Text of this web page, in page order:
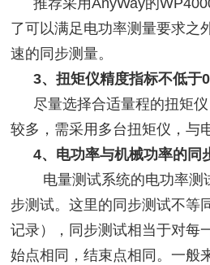
推荐采用AnyWay的
了可以满足电功率测量要求之
速的同步测量。
3、扭矩仪精度指标不低于
尽量选择合适量程的扭矩
较多，需采用多台扭矩仪，与
4、电功率与机械功率的同
电量测试系统的电功率测
步测试。这里的同步测试不等
记录），同步测试相当于对每
始点相同，结束点相同。一般